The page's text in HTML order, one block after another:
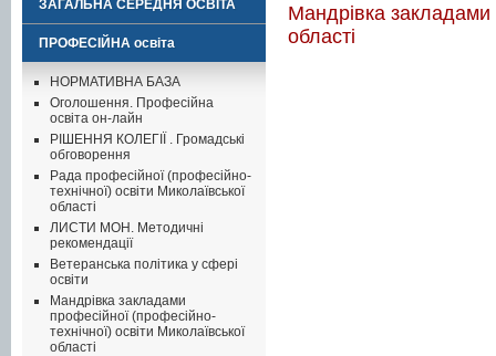
ЗАГАЛЬНА СЕРЕДНЯ ОСВІТА
ПРОФЕСІЙНА освіта
НОРМАТИВНА БАЗА
Оголошення. Професійна
освіта он-лайн
РІШЕННЯ КОЛЕГІЇ . Громадські
обговорення
Рада професійної (професійно-
технічної) освіти Миколаївської
області
ЛИСТИ МОН. Методичні
рекомендації
Ветеранська політика у сфері
освіти
Мандрівка закладами
професійної (професійно-
технічної) освіти Миколаївської
області
Мандрівка закладами
області